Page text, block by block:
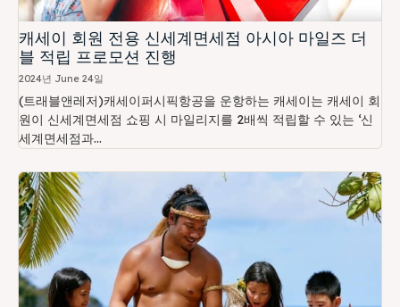
캐세이 회원 전용 신세계면세점 아시아 마일즈 더
블 적립 프로모션 진행
2024년 June 24일
(트래블앤레저)캐세이퍼시픽항공을 운항하는 캐세이는 캐세이 회
원이 신세계면세점 쇼핑 시 마일리지를 2배씩 적립할 수 있는 ‘신
세계면세점과...